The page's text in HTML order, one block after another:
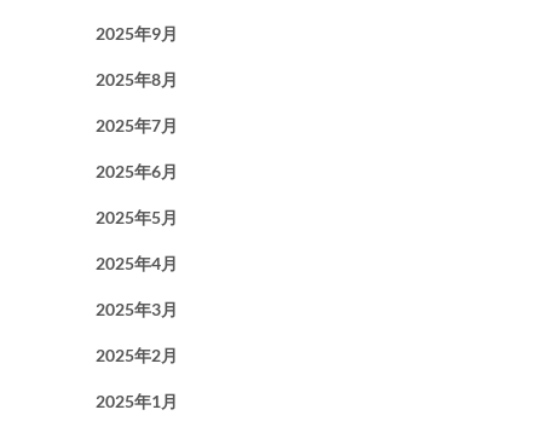
2025年9月
2025年8月
2025年7月
2025年6月
2025年5月
2025年4月
2025年3月
2025年2月
2025年1月